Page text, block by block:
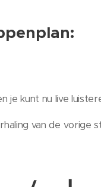
kunt nu live
van de vorige